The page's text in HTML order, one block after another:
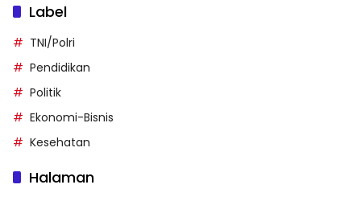
Label
TNI/Polri
Pendidikan
Politik
Ekonomi-Bisnis
Kesehatan
Halaman